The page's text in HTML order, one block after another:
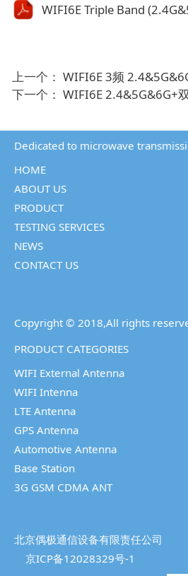
上一个： WIFI6E 3频
下一个： WIFI6E 2.4&5G&6G+
Dedicated to microwave
HOME
ABOUT US
PRODUCT
TESTING SERVICES
NEWS
CONTACT US
Copyright © 2018,All rights
PRODUCT CATEGORIES
WIFI External Antenna
WIFI Intenna
LTE Antenna
GPS Antenna
Automotive Antenna
Base Station
3G GSM CDMA ANT
北京偶极通信设备有限责任公司
京ICP备12028329号-1